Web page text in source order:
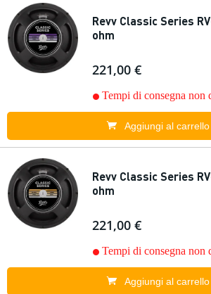
Revv Classic Series
ohm
221,00 €
Tempi di consegna non
Aggiungi al carrello
Revv Classic Series
ohm
221,00 €
Tempi di consegna non
Aggiungi al carrello